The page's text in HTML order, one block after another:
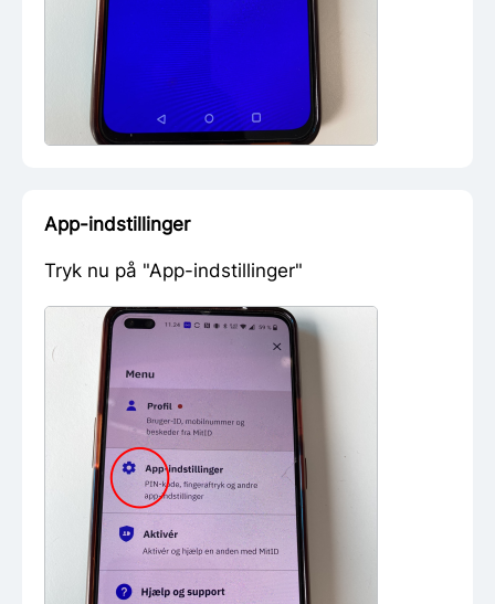
App-indstillinger
Tryk nu på "App-indstillinger"